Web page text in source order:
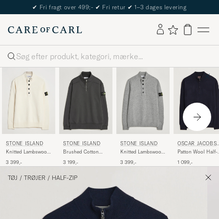
The Care of Carl Passport
Søg
STONE ISLAND
Knitted Lambswool
Ivory
3 399,-
STONE ISLAND
Brushed Cotton
Grey
3 199,-
STONE ISLAND
Knitted Lambswool
Grey Melange
3 399,-
OSCAR
N
Patton Wool Half-
1 099,-
TØJ / TRØJER / HALF-ZIP